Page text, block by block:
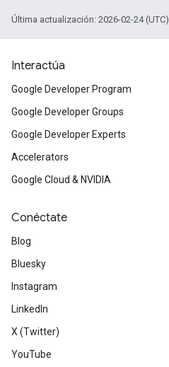
Última actualización: 2026-02-24 (UTC)
Interactúa
Google Developer Program
Google Developer Groups
Google Developer Experts
Accelerators
Google Cloud & NVIDIA
Conéctate
Blog
Bluesky
Instagram
LinkedIn
X (Twitter)
YouTube